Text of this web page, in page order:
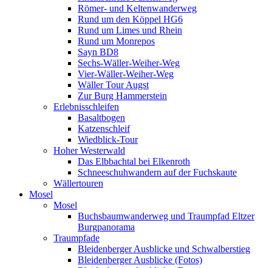
Römer- und Keltenwanderweg
Rund um den Köppel HG6
Rund um Limes und Rhein
Rund um Monrepos
Sayn BD8
Sechs-Wäller-Weiher-Weg
Vier-Wäller-Weiher-Weg
Wäller Tour Augst
Zur Burg Hammerstein
Erlebnisschleifen
Basaltbogen
Katzenschleif
Wiedblick-Tour
Hoher Westerwald
Das Elbbachtal bei Elkenroth
Schneeschuhwandern auf der Fuchskaute
Wällertouren
Mosel
Mosel
Buchsbaumwanderweg und Traumpfad Eltzer
Burgpanorama
Traumpfade
Bleidenberger Ausblicke und Schwalberstieg
Bleidenberger Ausblicke (Fotos)